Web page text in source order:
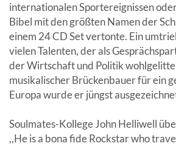
internationalen Sportereignissen
Bibel mit den größten Namen der
einem 24 CD Set vertonte. Ein
vielen Talenten, der als
der Wirtschaft und Politik
musikalischer Brückenbauer für ein
Europa wurde er jüngst
Soulmates-Kollege John Helliwell
,,He is a bona fide Rockstar who